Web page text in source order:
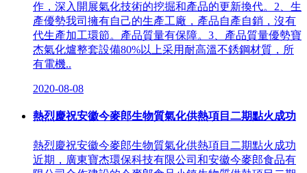
作，深入開展氣化技術的挖掘和產品的更新換代。2、生
產優勢我司擁有自己的生產工廠，產品自產自銷，沒有
代生產加工環節。產品質量有保障。3、產品質量優勢寶
杰氣化爐整套設備80%以上采用耐高溫不銹鋼材質，所
有電機..
2020-08-08
熱烈慶祝安徽今麥郎生物質氣化供熱項目二期點火成功
熱烈慶祝安徽今麥郎生物質氣化供熱項目二期點火成功
近期，廣東寶杰環保科技有限公司和安徽今麥郎食品有